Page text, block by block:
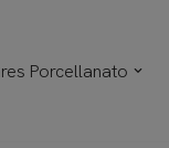
Porcellanato